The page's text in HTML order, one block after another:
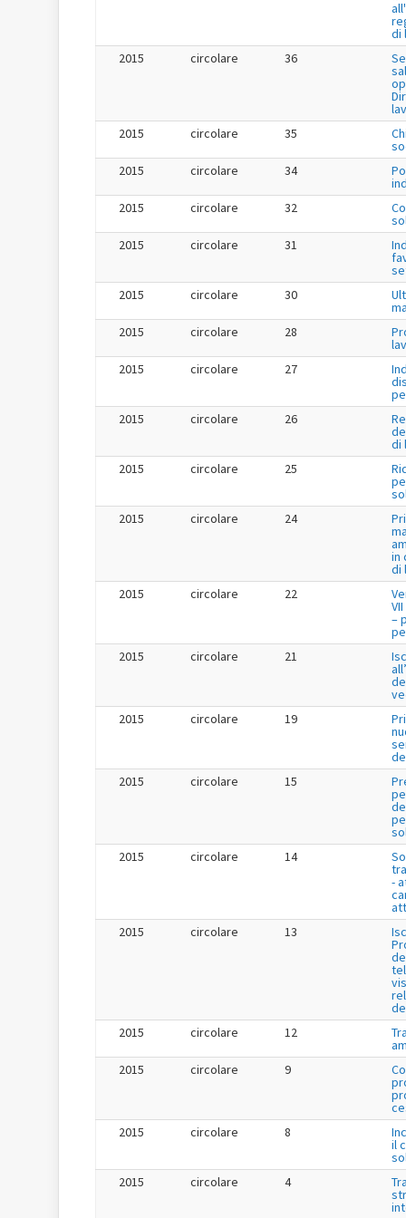
di
2015
circolare 36
2015
circolare 35
2015
circolare 34
2015
circolare 32
2015
circolare 31
2015
circolare 30
2015
circolare 28
2015
circolare 27
2015
circolare 26
di
2015
circolare 25
2015
circolare 24
in
di
2015
circolare 22
–
2015
circolare 21
2015
circolare 19
2015
circolare 15
2015
circolare 14
-
2015
circolare 13
2015
circolare 12
2015
circolare 9
2015
circolare 8
il
2015
circolare 4